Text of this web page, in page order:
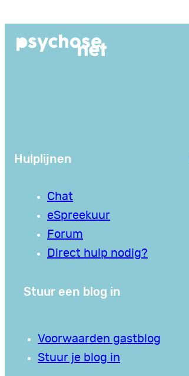
de
Hulplijnen
Chat
eSpreekuur
Forum
Direct hulp nodig?
Stuur een blog in
Voorwaarden gastblog
Stuur je blog in